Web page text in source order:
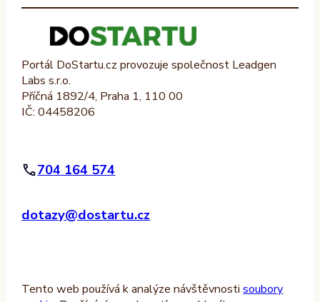
Portál DoStartu.cz provozuje společnost Leadgen
Labs s.r.o.
Příčná 1892/4, Praha 1, 110 00
IČ: 04458206
704 164 574
dotazy@dostartu.cz
Tento web používá k analýze návštěvnostisoubory